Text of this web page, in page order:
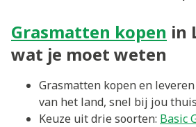
Grasmatten kopen in
wat je moet weten
Grasmatten kopen en
van het land, snel bij jou
Keuze uit drie soorten: Basic